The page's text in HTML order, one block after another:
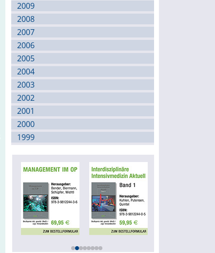
2009
2008
2007
2006
2005
2004
2003
2002
2001
2000
1999